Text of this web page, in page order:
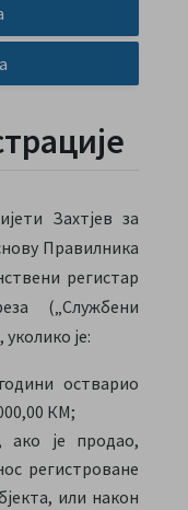
Захтјев за
Правилника
регистар
(„Службени
је:
остварио
КМ;
је продао,
регистроване
или након